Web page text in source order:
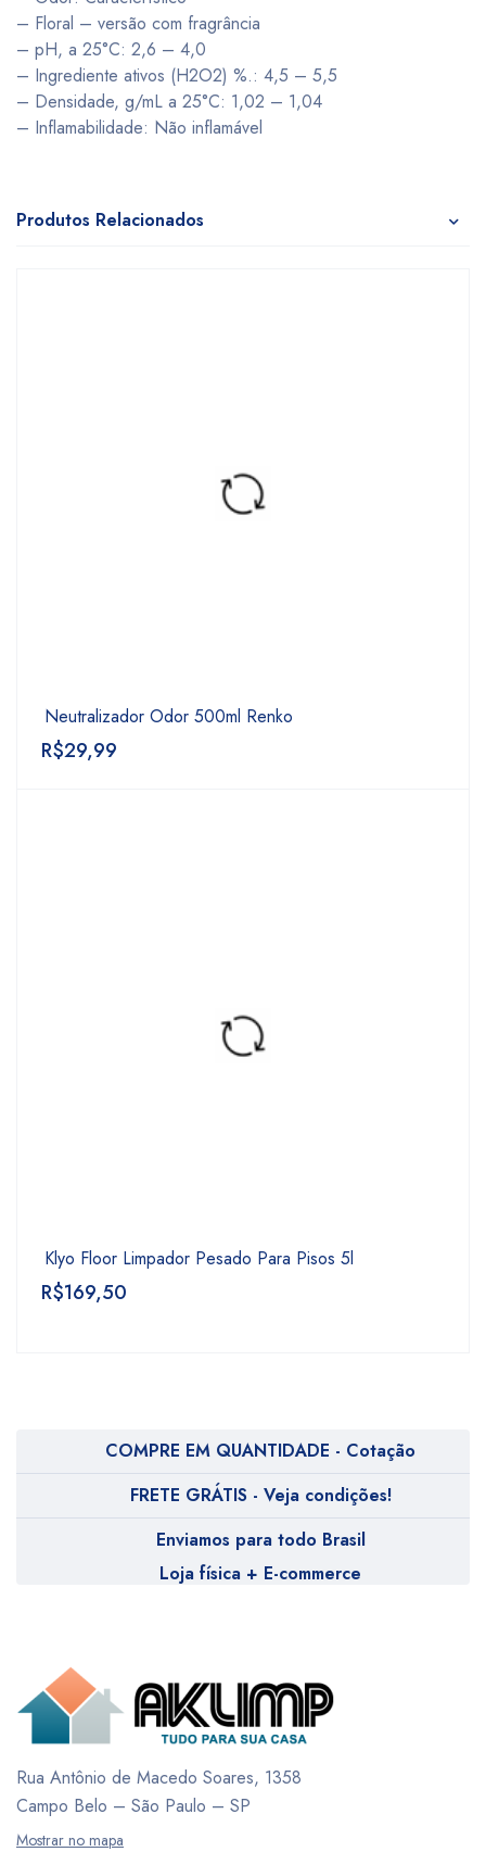
– Floral – versão com fragrância
– pH, a 25°C: 2,6 – 4,0
– Ingrediente ativos (H2O2) %.: 4,5 – 5,5
– Densidade, g/mL a 25°C: 1,02 – 1,04
– Inflamabilidade: Não inflamável
Produtos Relacionados
Neutralizador Odor 500ml Renko
R$29,99
Klyo Floor Limpador Pesado Para Pisos 5l
R$169,50
COMPRE EM QUANTIDADE - Cotação
FRETE GRÁTIS - Veja condições!
Enviamos para todo Brasil
Loja física + E-commerce
Rua Antônio de Macedo Soares, 1358
Campo Belo – São Paulo – SP
Mostrar no mapa